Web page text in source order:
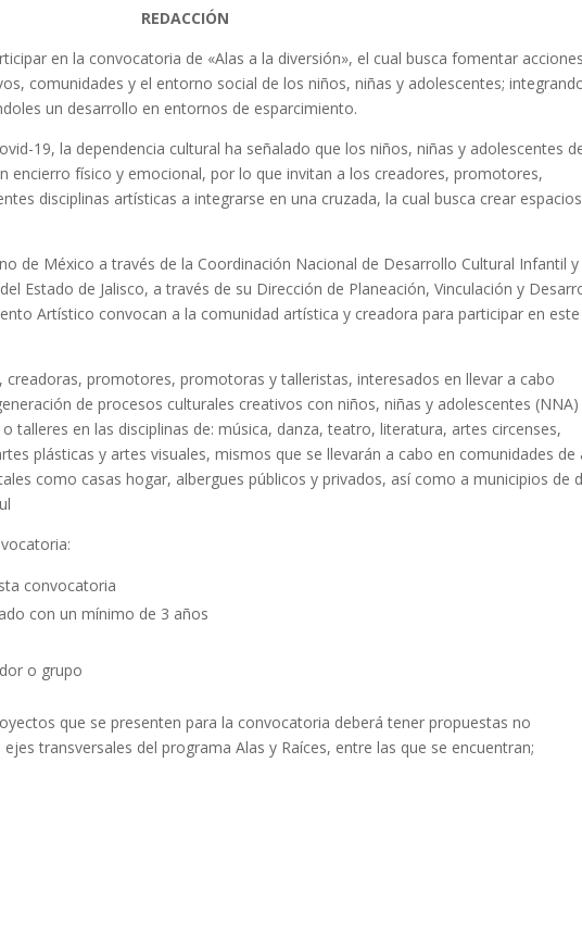
REDACCIÓN
en la convocatoria de «Alas a la diversión», el cual busca fomentar acciones
comunidades y el entorno social de los niños, niñas y adolescentes;
un desarrollo en entornos de esparcimiento.
19, la dependencia cultural ha señalado que los niños, niñas y adolescentes
encierro físico y emocional, por lo que invitan a los creadores, promotores,
disciplinas artísticas a integrarse en una cruzada, la cual busca crear
de México a través de la Coordinación Nacional de Desarrollo Cultural Infantil y
Estado de Jalisco, a través de su Dirección de Planeación, Vinculación y
Artístico convocan a la comunidad artística y creadora para participar en este
creadoras, promotores, promotoras y talleristas, interesados en llevar a cabo
de procesos culturales creativos con niños, niñas y adolescentes (NNA)
talleres en las disciplinas de: música, danza, teatro, literatura, artes circenses,
plásticas y artes visuales, mismos que se llevarán a cabo en comunidades de
como casas hogar, albergues públicos y privados, así como a municipios de
convocatoria
con un mínimo de 3 años
o grupo
que se presenten para la convocatoria deberá tener propuestas no
transversales del programa Alas y Raíces, entre las que se encuentran;